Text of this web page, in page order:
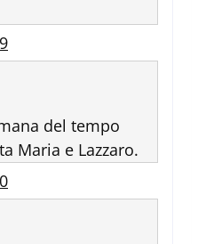
del tempo
Maria e Lazzaro.